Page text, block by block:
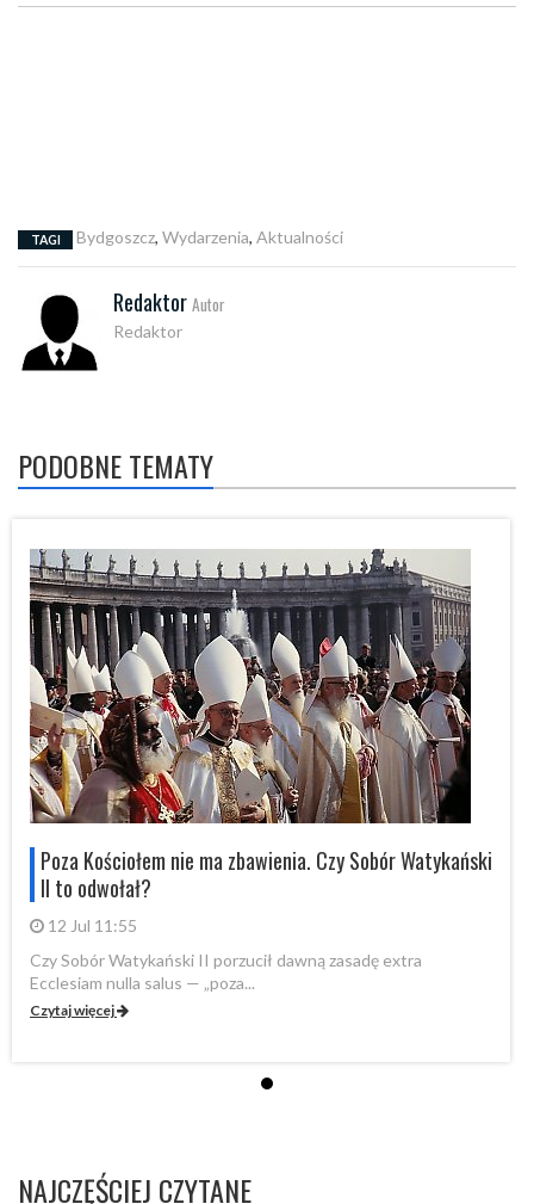
TAGI Bydgoszcz, Wydarzenia, Aktualności
Redaktor Autor
Redaktor
PODOBNE TEMATY
Poza Kościołem nie ma zbawienia. Czy Sobór Watykański
II to odwołał?
12 Jul 11:55
Czy Sobór Watykański II porzucił dawną zasadę extra
Ecclesiam nulla salus — „poza...
Czytaj więcej
NAJCZĘŚCIEJ CZYTANE